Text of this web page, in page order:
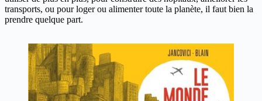
transports, ou pour loger ou alimenter toute la planète, il faut bien la
prendre quelque part.